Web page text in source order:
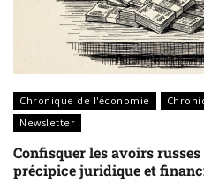
Chronique de l'économie
Newsletter
Confisquer les avoirs russes
précipice juridique et